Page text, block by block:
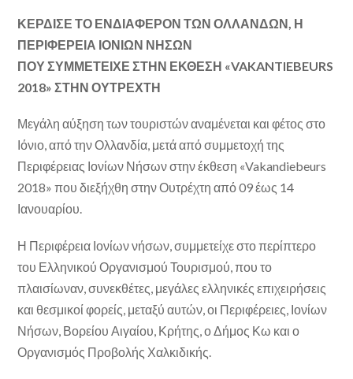
ΚΕΡΔΙΣΕ ΤΟ ΕΝΔΙΑΦΕΡΟΝ ΤΩΝ ΟΛΛΑΝΔΩΝ, Η
ΠΕΡΙΦΕΡΕΙΑ ΙΟΝΙΩΝ ΝΗΣΩΝ
ΠΟΥ ΣΥΜΜΕΤΕΙΧΕ ΣΤΗΝ ΕΚΘΕΣΗ «VAKANTIEBEURS
2018» ΣΤΗΝ ΟΥΤΡΕΧΤΗ
Μεγάλη αύξηση των τουριστών αναμένεται και φέτος στο
Ιόνιο, από την Ολλανδία, μετά από συμμετοχή της
Περιφέρειας Ιονίων Νήσων στην έκθεση «Vakandiebeurs
2018» που διεξήχθη στην Ουτρέχτη από 09 έως 14
Ιανουαρίου.
Η Περιφέρεια Ιονίων νήσων, συμμετείχε στο περίπτερο
του Ελληνικού Οργανισμού Τουρισμού, που το
πλαισίωναν, συνεκθέτες, μεγάλες ελληνικές επιχειρήσεις
και θεσμικοί φορείς, μεταξύ αυτών, οι Περιφέρειες, Ιονίων
Νήσων, Βορείου Αιγαίου, Κρήτης, ο Δήμος Κω και ο
Οργανισμός Προβολής Χαλκιδικής.